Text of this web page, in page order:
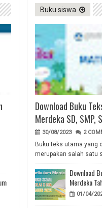
Buku siswa
Download Buku
Merdeka SD, SMP,
30/08/2023 2
Buku teks utama yang
merupakan salah satu
Download
Merdeka
01/04/